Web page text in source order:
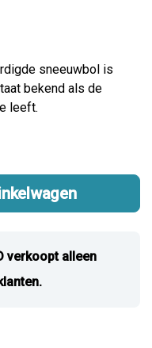
sneeuwbol is
bekend als de
leeft.
verkoopt alleen